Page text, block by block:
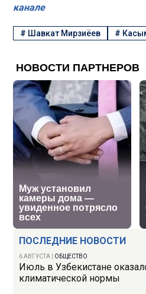
ПОСЛЕДНИЕ НОВОСТИ
6 АВГУСТА ОБЩЕСТВО
Июль в Узбекистане
климатической нормы
канале
# Шавкат Мирзиёев #